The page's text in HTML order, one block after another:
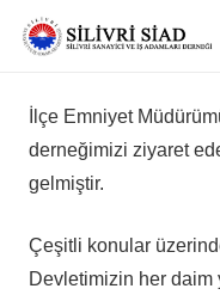
İlçe Emniyet
derneğimizi ziyaret
gelmiştir.
Çeşitli konular
Devletimizin her daim